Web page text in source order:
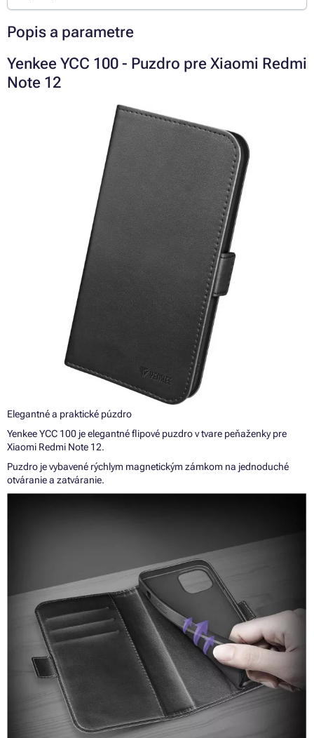
Popis a parametre
Yenkee YCC 100 - Puzdro pre Xiaomi Redmi
Note 12
Elegantné a praktické púzdro
Yenkee YCC 100 je elegantné flipové puzdro v tvare peňaženky pre
Xiaomi Redmi Note 12.
Puzdro je vybavené rýchlym magnetickým zámkom na jednoduché
otváranie a zatváranie.